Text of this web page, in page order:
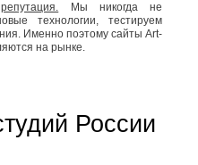
репутация. Мы никогда не
технологии, тестируем
Именно поэтому сайты Art-
на рынке.
России